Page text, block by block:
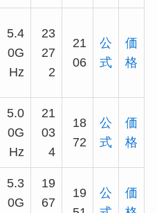
5.4
0G
Hz
23
27
2
21
06
公
式
価
格
5.0
0G
Hz
21
03
4
18
72
公
式
価
格
5.3
0G
19
67
19
公
価